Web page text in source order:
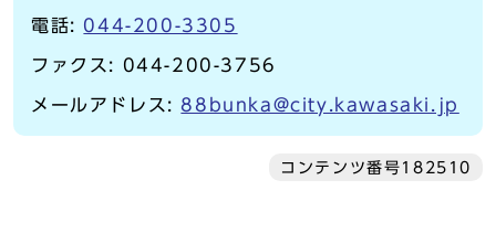
電話: 044-200-3305
ファクス: 044-200-3756
メールアドレス:88bunka@city.kawasaki.jp
コンテンツ番号182510